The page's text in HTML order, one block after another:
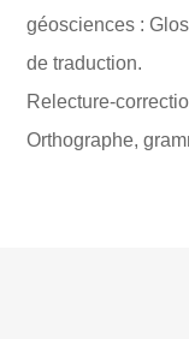
géosciences :
de traduction.
Relecture-
Orthographe,